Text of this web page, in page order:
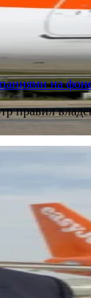
на
правил